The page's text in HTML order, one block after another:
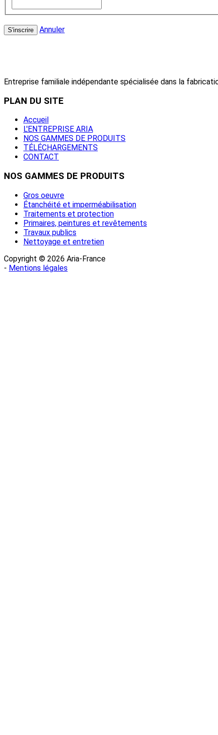
S'inscrire Annuler
Entreprise familiale indépendante spécialisée dans la
PLAN DU SITE
Accueil
L'ENTREPRISE ARIA
NOS GAMMES DE PRODUITS
TÉLÉCHARGEMENTS
CONTACT
NOS GAMMES DE PRODUITS
Gros oeuvre
Étanchéité et imperméabilisation
Traitements et protection
Primaires, peintures et revêtements
Travaux publics
Nettoyage et entretien
Copyright © 2026 Aria-France
- Mentions légales